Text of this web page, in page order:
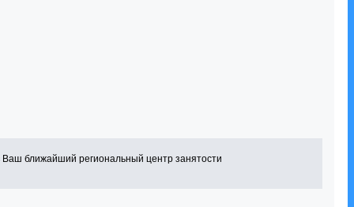
ближайший региональный центр занятости